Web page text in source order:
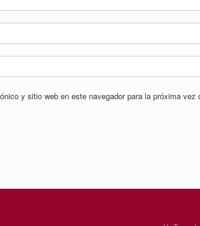
y sitio web en este navegador para la próxima vez